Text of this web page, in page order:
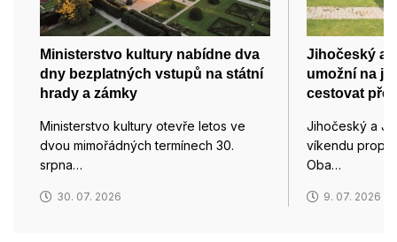
Ministerstvo kultury nabídne dva
dny bezplatných vstupů na státní
hrady a zámky
Ministerstvo kultury otevře letos ve
dvou mimořádných termínech 30.
srpna…
30. 07. 2026
Jihočeský a
umožní na
cestovat
Jihočeský a
víkendu
Oba…
9. 07. 2026